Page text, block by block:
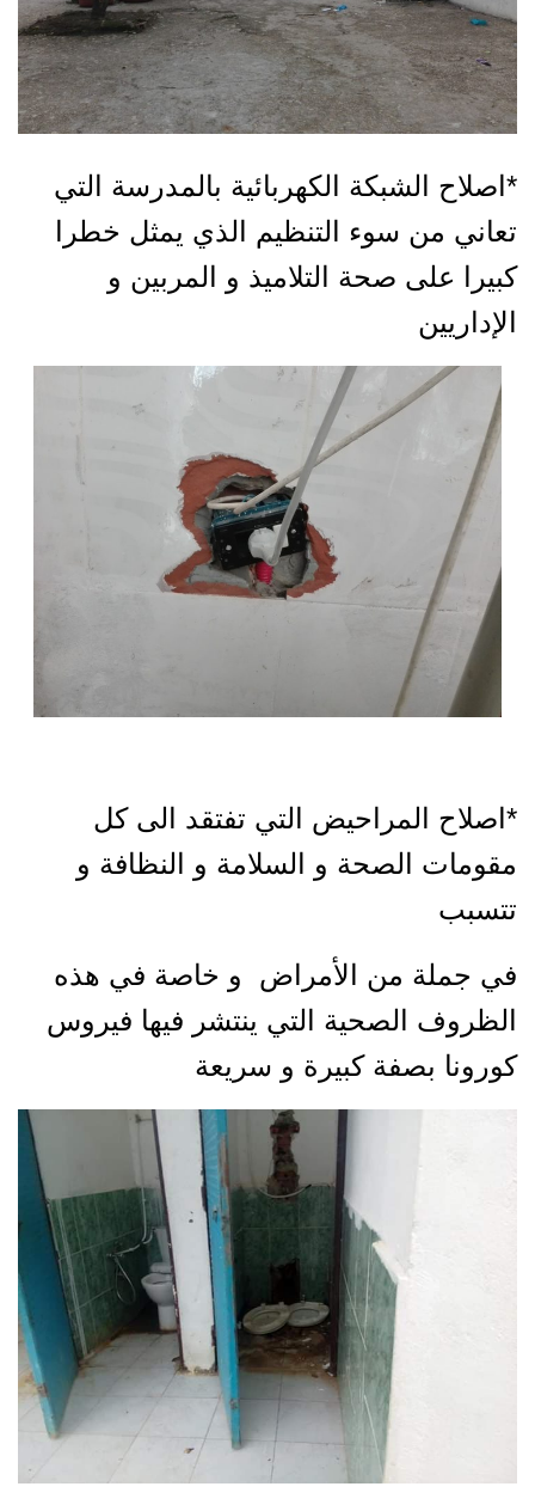
*اصلاح الشبكة الكهربائية بالمدرسة التي
تعاني من سوء التنظيم الذي يمثل خطرا
كبيرا على صحة التلاميذ و المربين و
الإداريين
*اصلاح المراحيض التي تفتقد الى كل
مقومات الصحة و السلامة و النظافة و
تتسبب
في جملة من الأمراض و خاصة في هذه
الظروف الصحية التي ينتشر فيها فيروس
كورونا بصفة كبيرة و سريعة